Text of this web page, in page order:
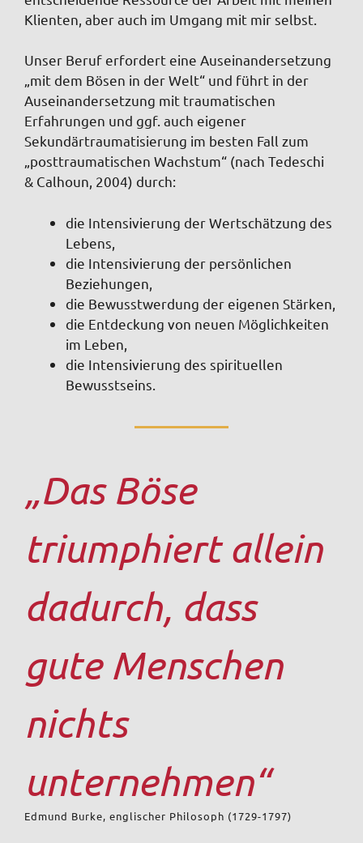
Klienten, aber auch im Umgang mit mir selbst.
Unser Beruf erfordert eine Auseinandersetzung
„mit dem Bösen in der Welt“ und führt in der
Auseinandersetzung mit traumatischen
Erfahrungen und ggf. auch eigener
Sekundärtraumatisierung im besten Fall zum
„posttraumatischen Wachstum“ (nach Tedeschi
& Calhoun, 2004) durch:
die Intensivierung der Wertschätzung des
Lebens
die Intensivierung der persönlichen
Beziehungen
die Bewusstwerdung der eigenen Stärken
die Entdeckung von neuen Möglichkeiten
im Leben,
die Intensivierung des spirituellen
Bewusstseins.
„Das Böse
triumphiert allein
dadurch, dass
gute Menschen
nichts
unternehmen“
Edmund Burke, englischer Philosoph (1729-1797)